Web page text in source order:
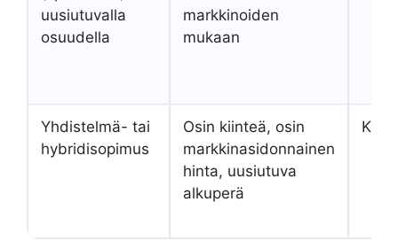
uusiutuvalla
osuudella
markkinoiden
mukaan
Yhdistelmä- tai
hybridisopimus
Osin kiinteä, osin
markkinasidonnainen
hinta, uusiutuva
alkuperä